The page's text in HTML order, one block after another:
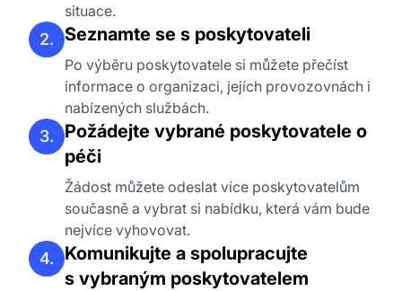
situace.
2. Seznamte se s poskytovateli
Po výběru poskytovatele si můžete přečíst
informace o organizaci, jejích provozovnách i
nabízených službách.
3.
Požádejte vybrané poskytovatele o
péči
Žádost můžete odeslat více poskytovatelům
současně a vybrat si nabídku, která vám bude
nejvíce vyhovovat.
4.
Komunikujte a spolupracujte
s vybraným poskytovatelem